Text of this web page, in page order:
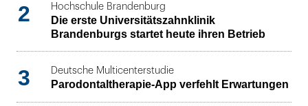
2
Hochschule Brandenburg
Die erste Universitätszahnklinik
Brandenburgs startet heute ihren Betrieb
3 Deutsche Multicenterstudie
Parodontaltherapie-App verfehlt Erwartungen